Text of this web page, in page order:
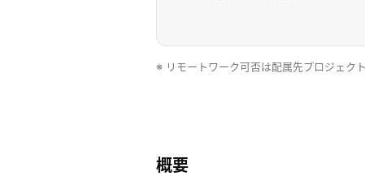
※ リモートワーク可否は配属先プロジェク
概要